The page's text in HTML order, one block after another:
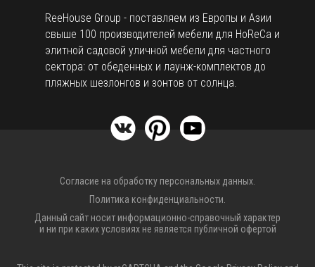
ReeHouse Group - поставляем из Европы и Азии
свыше 100 производителей мебели для HoReCa и
элитной садовой уличной мебели для частного
сектора: от обеденных и лаунж-комплектов до
пляжных шезлонгов и зонтов от солнца.
Согласие на обработку персональных данных.
Политика конфиденциальности.
Данный сайт носит информационно-справочный характер
и ни при каких условиях не является публичной офертой